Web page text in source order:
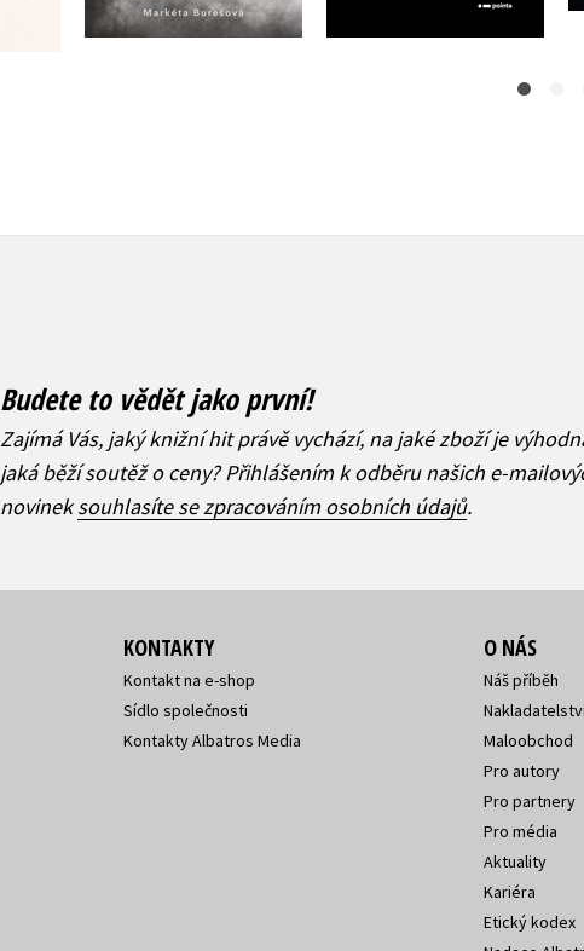
Budete to vědět jako první!
Zajímá Vás, jaký knižní hit právě vychází, na jaké zboží je
jaká běží soutěž o ceny? Přihlášením k odběru našich e-
novineksouhlasíte se zpracováním osobních údajů.
KONTAKTY
Kontakt na e-shop
Sídlo společnosti
Kontakty Albatros Media
O NÁS
Náš příběh
Maloobchod
Pro autory
Pro partnery
Pro média
Aktuality
Kariéra
Etický kodex